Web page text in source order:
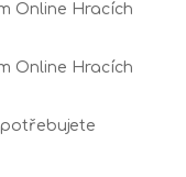
Online Hracích
Online Hracích
potřebujete